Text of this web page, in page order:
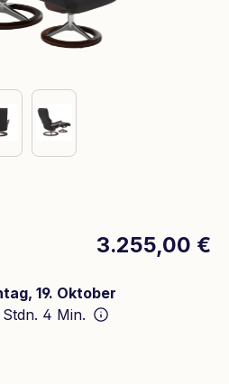
3.255,00 €
19. Oktober
4 Min.